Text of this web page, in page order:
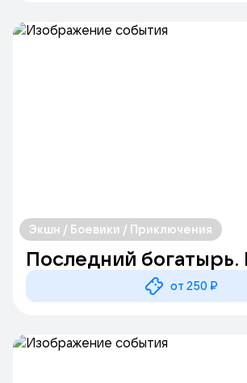
Экшн / Боевики / Приключения
Последний богатырь.
от 250 ₽